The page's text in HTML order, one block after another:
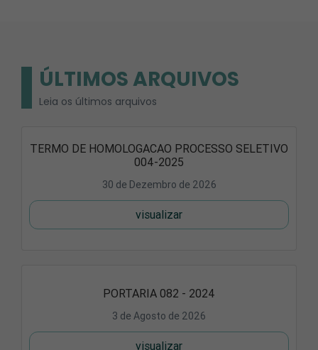
ÚLTIMOS ARQUIVOS
Leia os últimos arquivos
TERMO DE HOMOLOGACAO PROCESSO SELETIVO
004-2025
30 de Dezembro de 2026
visualizar
PORTARIA 082 - 2024
3 de Agosto de 2026
visualizar